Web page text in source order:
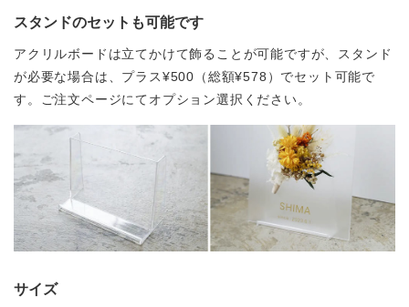
スタンドのセットも可能です
アクリルボードは立てかけて飾ることが可能ですが、スタンド
が必要な場合は、プラス¥500（総額¥578）でセット可能で
す。ご注文ページにてオプション選択ください。
サイズ